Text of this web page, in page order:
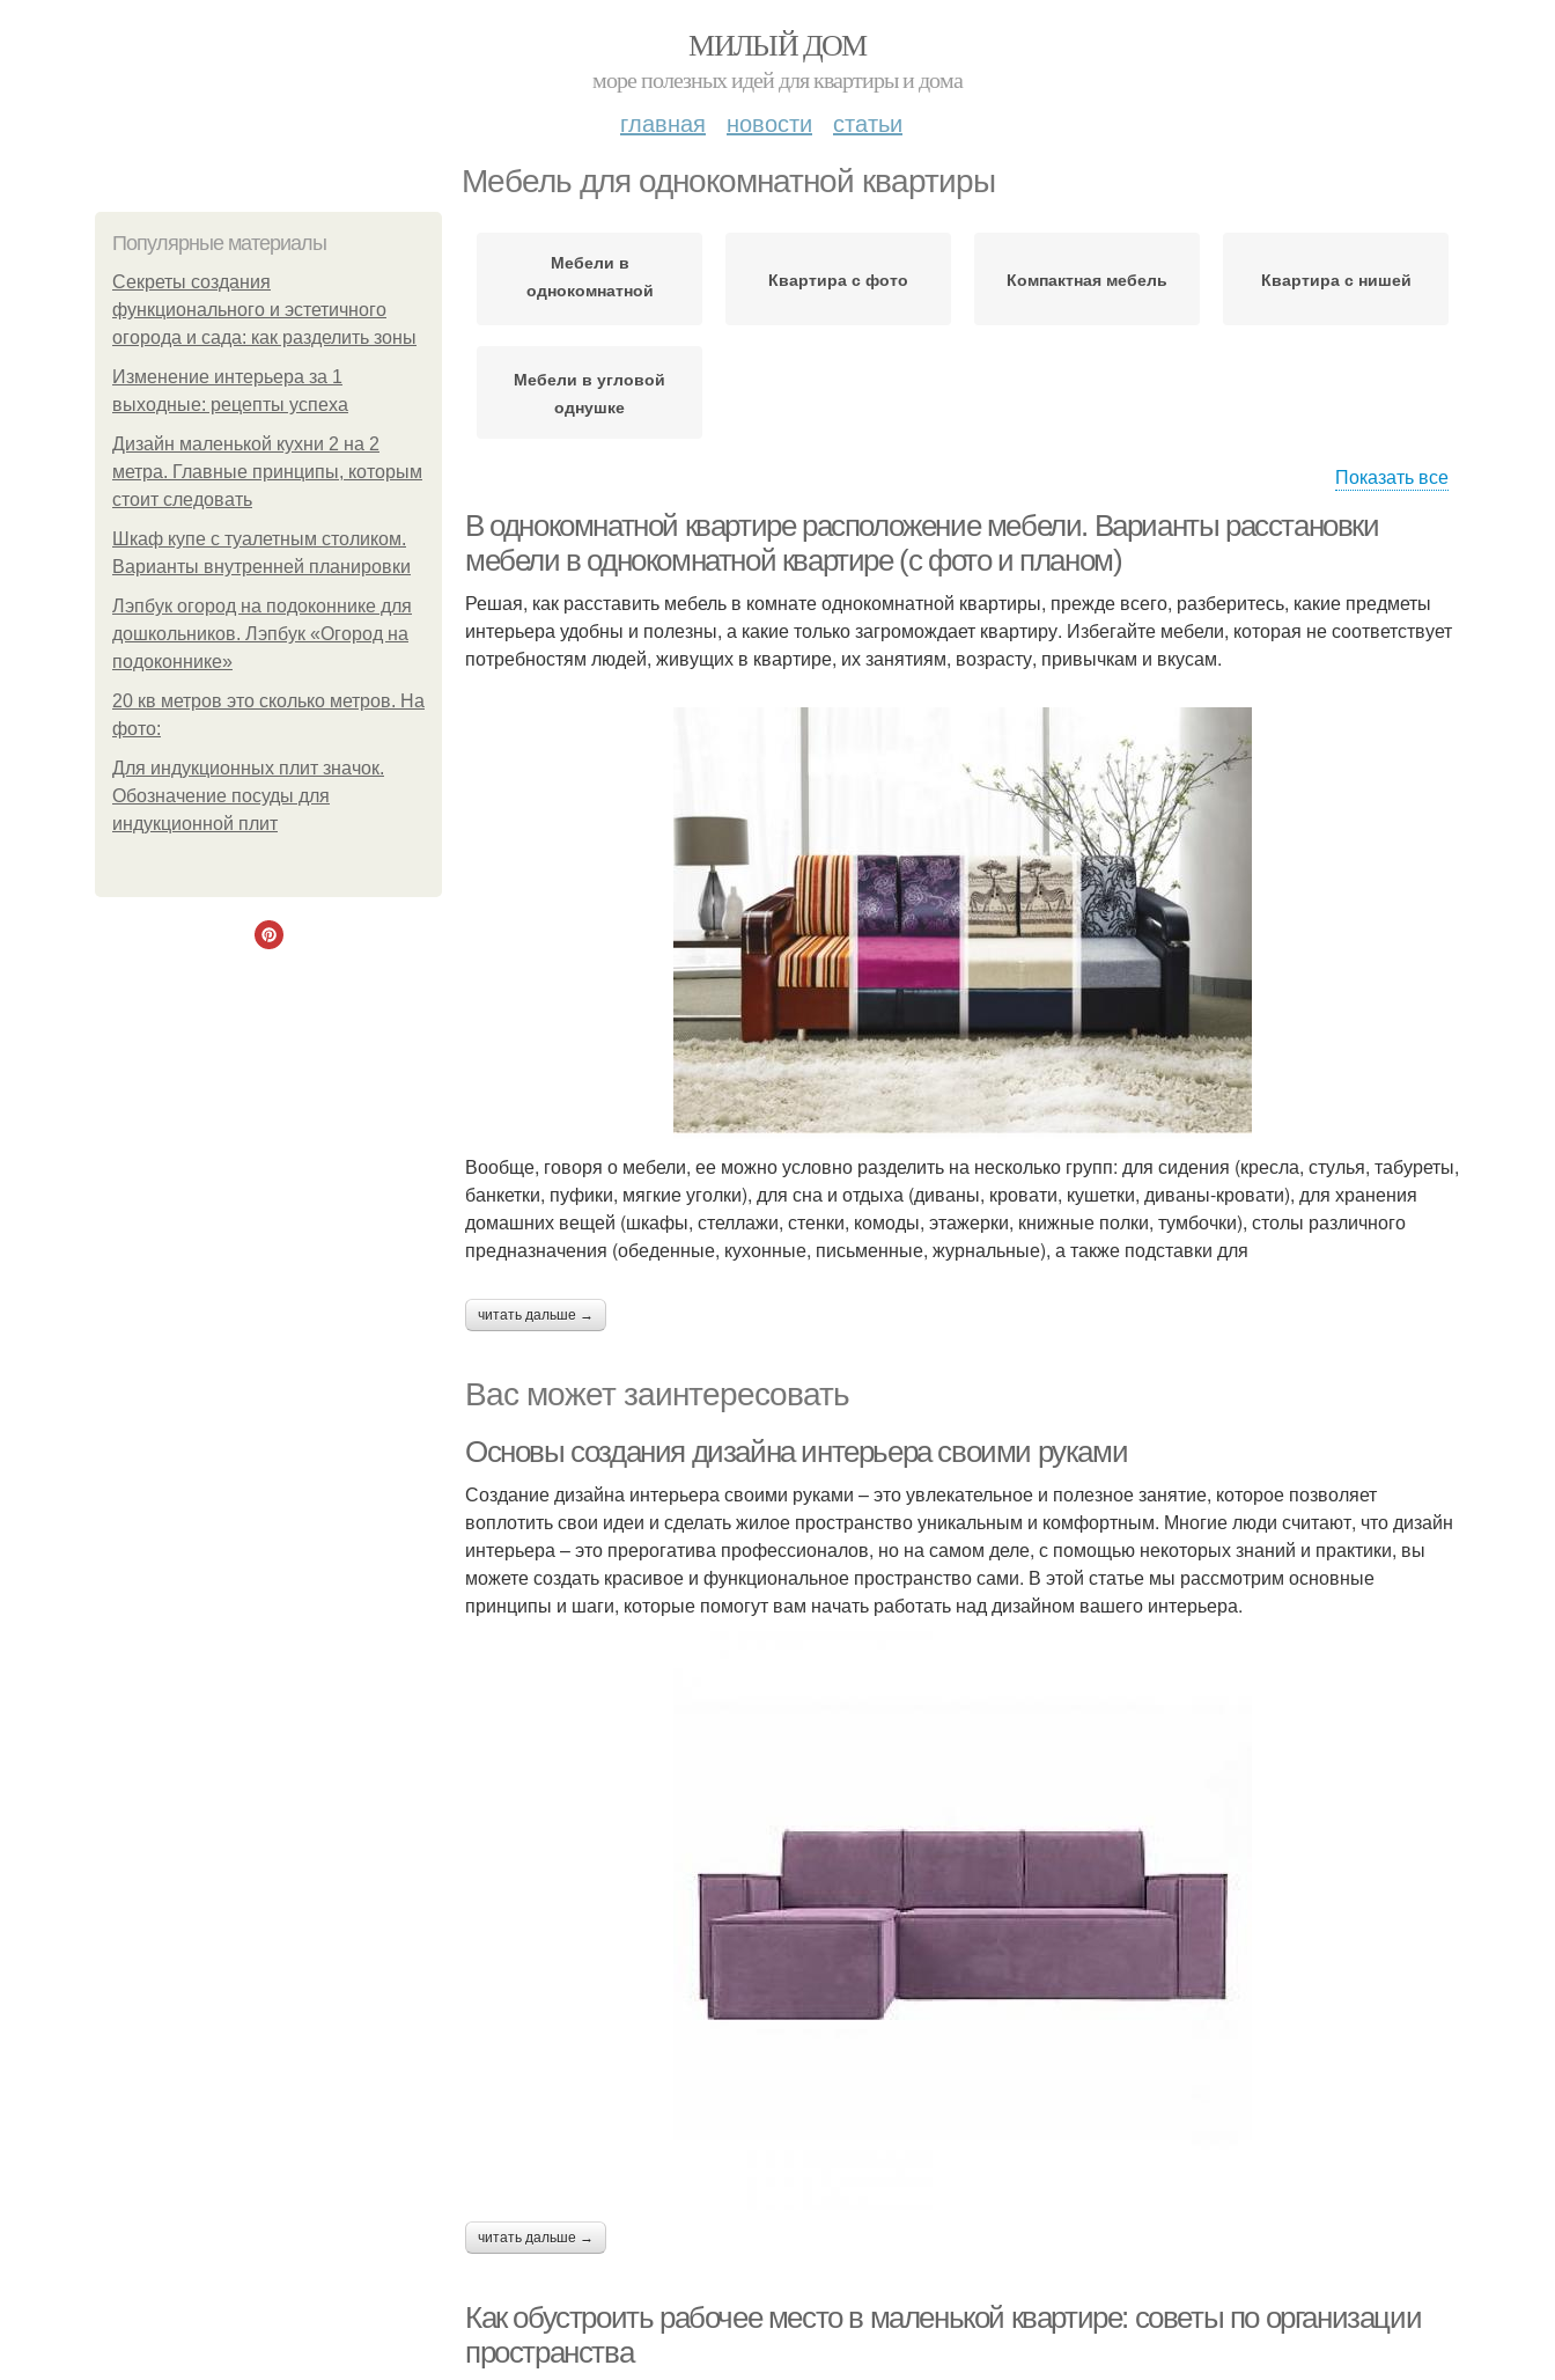
МИЛЫЙ ДОМ
море полезных идей для квартиры и дома
главная новости статьи
Мебель для однокомнатной квартиры
Популярные материалы
Секреты создания
функционального и эстетичного
огорода и сада: как разделить зоны
Изменение интерьера за 1
выходные: рецепты успеха
Дизайн маленькой кухни 2 на 2
метра. Главные принципы, которым
стоит следовать
Шкаф купе с туалетным столиком.
Варианты внутренней планировки
Лэпбук огород на подоконнике для
дошкольников. Лэпбук «Огород на
подоконнике»
20 кв метров это сколько метров. На
фото:
Для индукционных плит значок.
Обозначение посуды для
индукционной плит
Мебели в
однокомнатной
Квартира с фото Компактная мебель Квартира с нишей
Мебели в угловой
однушке
Показать все
В однокомнатной квартире расположение мебели. Варианты расстановки
мебели в однокомнатной квартире (с фото и планом)
Решая, как расставить мебель в комнате однокомнатной квартиры, прежде всего, разберитесь, какие предметы
интерьера удобны и полезны, а какие только загромождает квартиру. Избегайте мебели, которая не соответствует
потребностям людей, живущих в квартире, их занятиям, возрасту, привычкам и вкусам.
Вообще, говоря о мебели, ее можно условно разделить на несколько групп: для сидения (кресла, стулья, табуреты,
банкетки, пуфики, мягкие уголки), для сна и отдыха (диваны, кровати, кушетки, диваны-кровати), для хранения
домашних вещей (шкафы, стеллажи, стенки, комоды, этажерки, книжные полки, тумбочки), столы различного
предназначения (обеденные, кухонные, письменные, журнальные), а также подставки для
читать дальше →
Вас может заинтересовать
Основы создания дизайна интерьера своими руками
Создание дизайна интерьера своими руками – это увлекательное и полезное занятие, которое позволяет
воплотить свои идеи и сделать жилое пространство уникальным и комфортным. Многие люди считают, что дизайн
интерьера – это прерогатива профессионалов, но на самом деле, с помощью некоторых знаний и практики, вы
можете создать красивое и функциональное пространство сами. В этой статье мы рассмотрим основные
принципы и шаги, которые помогут вам начать работать над дизайном вашего интерьера.
читать дальше →
Как обустроить рабочее место в маленькой квартире: советы по организации
пространства